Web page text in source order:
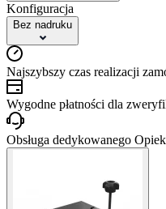
Konfiguracja
Bez nadruku
Najszybszy czas realizacji
Wygodne płatności dla
Obsługa dedykowanego